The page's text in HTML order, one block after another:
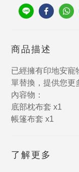
商品描述
已經擁有印地安寵
單替換，提供您更
內容物：
底部枕布套 x1
帳篷布套 x1
了解更多